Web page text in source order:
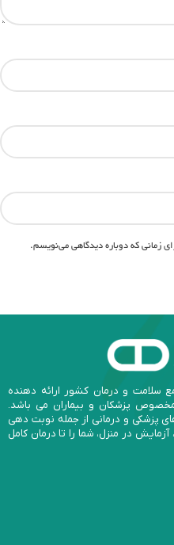
زمانی که دوباره دیدگاهی می‌نویسم.
سلامت و درمان کشور ارائه دهنده
پزشکان و بیماران می باشد.
پزشکی و درمانی از جمله نوبت دهی
در منزل، شما را تا درمان کامل